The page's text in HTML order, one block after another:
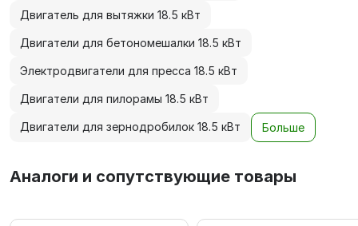
Двигатель для вытяжки 18.5 кВт
Двигатели для бетономешалки 18.5 кВт
Электродвигатели для пресса 18.5 кВт
Двигатели для пилорамы 18.5 кВт
Двигатели для зернодробилок 18.5 кВт Больше
Аналоги и сопутствующие товары